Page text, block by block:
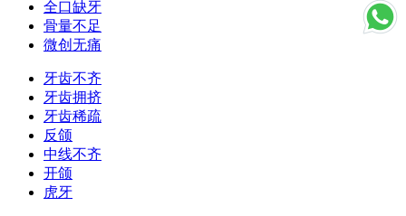
全口缺牙
骨量不足
微创无痛
牙齿不齐
牙齿拥挤
牙齿稀疏
反颌
中线不齐
开颌
虎牙